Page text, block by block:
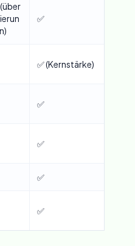
✅
✅ (Kernstärke)
✅
✅
✅
✅